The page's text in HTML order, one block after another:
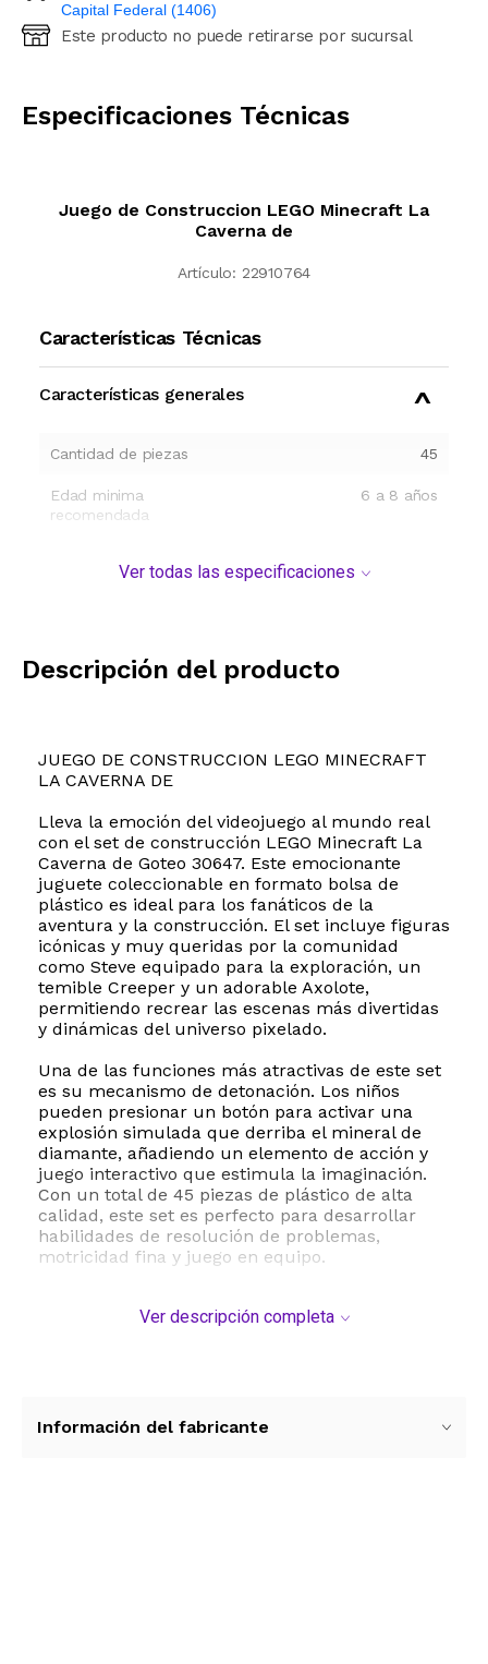
Capital Federal (1406)
Ingresá código postal (sólo números)
Este producto no puede retirarse por sucursal
Especificaciones Técnicas
Juego de Construccion LEGO Minecraft La
Caverna de
Artículo: 22910764
Características Técnicas
Características generales
Cantidad de piezas 45
Edad minima
recomendada
6 a 8 años
Ver todas las especificaciones
Descripción del producto
JUEGO DE CONSTRUCCION LEGO MINECRAFT
LA CAVERNA DE
Lleva la emoción del videojuego al mundo real
con el set de construcción LEGO Minecraft La
Caverna de Goteo 30647. Este emocionante
juguete coleccionable en formato bolsa de
plástico es ideal para los fanáticos de la
aventura y la construcción. El set incluye figuras
icónicas y muy queridas por la comunidad
como Steve equipado para la exploración, un
temible Creeper y un adorable Axolote,
permitiendo recrear las escenas más divertidas
y dinámicas del universo pixelado.
Una de las funciones más atractivas de este set
es su mecanismo de detonación. Los niños
pueden presionar un botón para activar una
explosión simulada que derriba el mineral de
diamante, añadiendo un elemento de acción y
juego interactivo que estimula la imaginación.
Con un total de 45 piezas de plástico de alta
calidad, este set es perfecto para desarrollar
habilidades de resolución de problemas,
motricidad fina y juego en equipo.
solo 40 gramos, es un artículo sumamente
de LEGO. No requiere herramientas adicionales
Ver descripción completa
Información del fabricante